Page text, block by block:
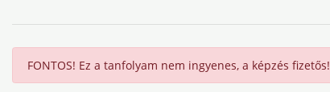
FONTOS! Ez a tanfolyam nem ingyenes, a képzés fizetős!